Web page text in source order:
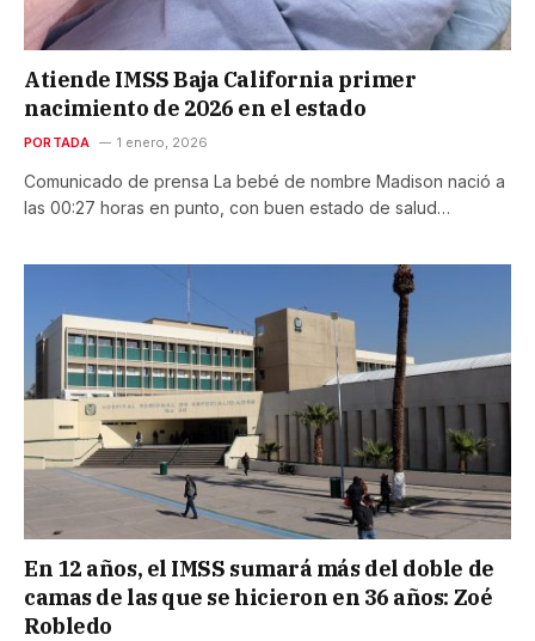
Atiende IMSS Baja California primer
nacimiento de 2026 en el estado
PORTADA 1 enero, 2026
Comunicado de prensa La bebé de nombre Madison nació a
las 00:27 horas en punto, con buen estado de salud…
En 12 años, el IMSS sumará más del doble de
camas de las que se hicieron en 36 años: Zoé
Robledo